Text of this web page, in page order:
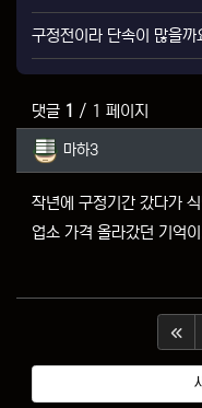
구정전이라 단속이 많을까
댓글 1 / 1 페이지
마하3님의 댓글
마하3
작년에 구정기간 갔다가
업소 가격 올라갔던 기억